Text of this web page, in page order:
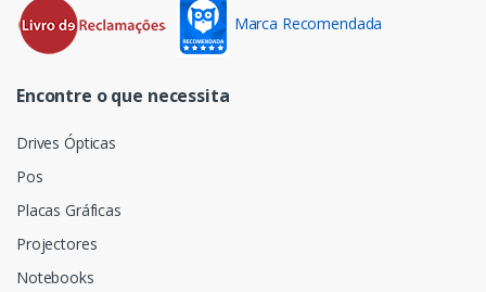
Marca Recomendada
Encontre o que necessita
Drives Ópticas
Pos
Placas Gráficas
Projectores
Notebooks